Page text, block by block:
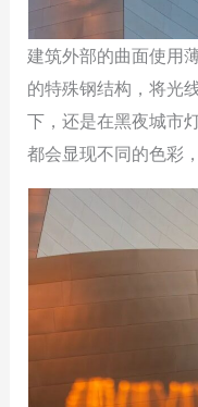
建筑外部的曲面使用
的特殊钢结构，将光
下，还是在黑夜城市
都会显现不同的色彩